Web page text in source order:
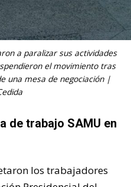
a paralizar sus actividades
el movimiento tras
una mesa de negociación |
de trabajo SAMU en
los trabajadores